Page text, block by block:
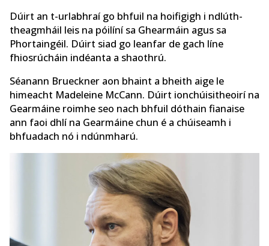
Dúirt an t-urlabhraí go bhfuil na hoifigigh i ndlúth-
theagmháil leis na póilíní sa Ghearmáin agus sa
Phortaingéil. Dúirt siad go leanfar de gach líne
fhiosrúcháin indéanta a shaothrú.
Séanann Brueckner aon bhaint a bheith aige le
himeacht Madeleine McCann. Dúirt ionchúisitheoirí na
Gearmáine roimhe seo nach bhfuil dóthain fianaise
ann faoi dhlí na Gearmáine chun é a chúiseamh i
bhfuadach nó i ndúnmharú.